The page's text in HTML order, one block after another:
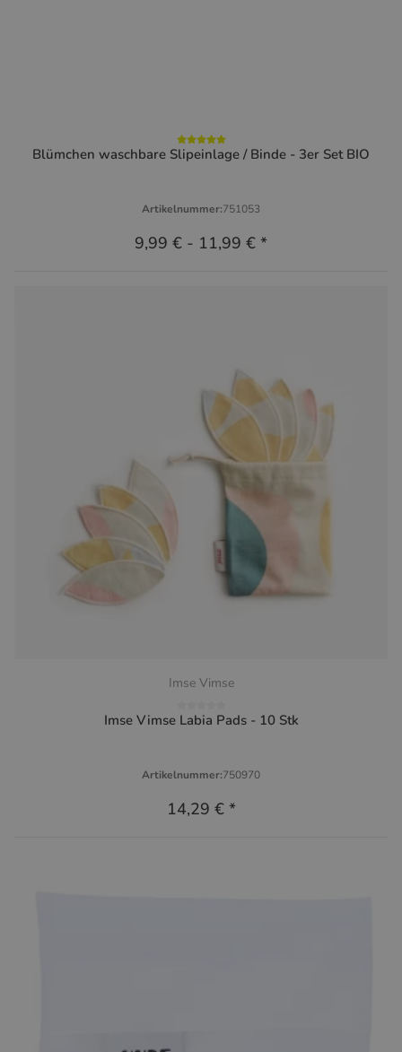
Blümchen waschbare Slipeinlage / Binde - 3er Set BIO
Artikelnummer:751053
9,99 € - 11,99 € *
Imse Vimse
Imse Vimse Labia Pads - 10 Stk
Artikelnummer:750970
14,29 € *